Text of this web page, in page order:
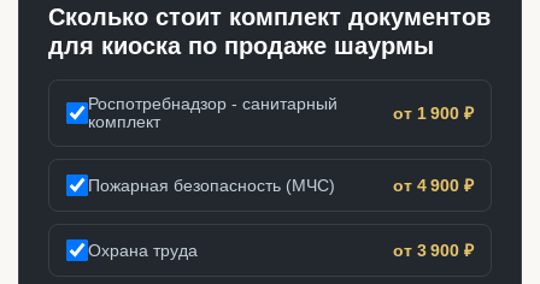
Сколько стоит комплект документов
для киоска по продаже шаурмы
Роспотребнадзор - санитарный
комплект
от 1 900 ₽
Пожарная безопасность (МЧС) от 4 900 ₽
Охрана труда от 3 900 ₽